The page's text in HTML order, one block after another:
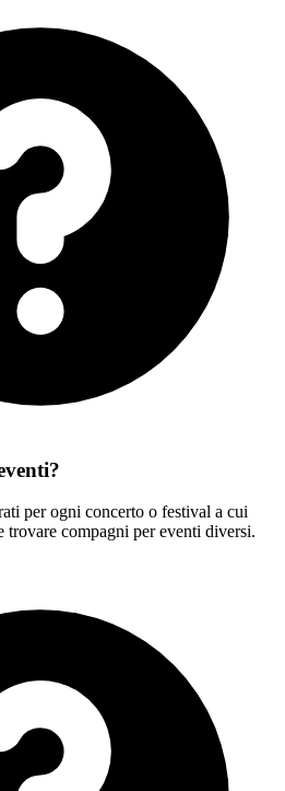
per ogni concerto o festival a cui
trovare compagni per eventi diversi.